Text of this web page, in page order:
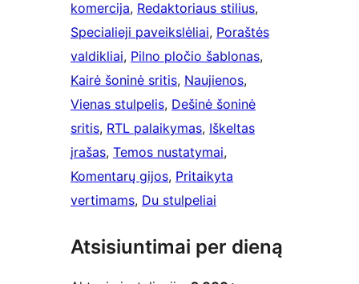
komercija, Redaktoriaus stilius
Specialieji paveikslėliai, Poraštės
valdikliai, Pilno pločio šablonas
Kairė šoninė sritis, Naujienos
Vienas stulpelis, Dešinė šoninė
sritis, RTL palaikymas, Iškeltas
įrašas, Temos nustatymai
Komentarų gijos, Pritaikyta
vertimams, Du stulpeliai
Atsisiuntimai per dieną